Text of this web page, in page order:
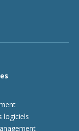
logiciels